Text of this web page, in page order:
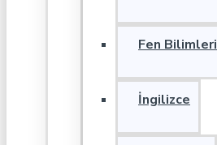
Fen Bilimleri
İngilizce